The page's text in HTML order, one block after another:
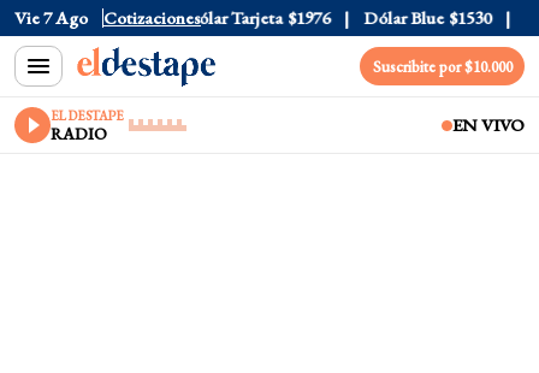
Vie 7 Ago Cotizaciones
Oficial $1520 Dólar Tarjeta $1976 Dólar Blue $1530
Suscribite por $10.000
EL DESTAPE
RADIO EN VIVO